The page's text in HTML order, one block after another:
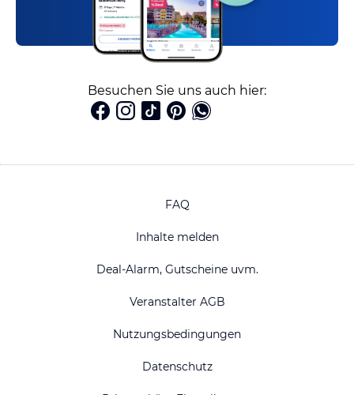
Besuchen Sie uns auch hier:
FAQ
Inhalte melden
Deal-Alarm, Gutscheine uvm.
Veranstalter AGB
Nutzungsbedingungen
Datenschutz